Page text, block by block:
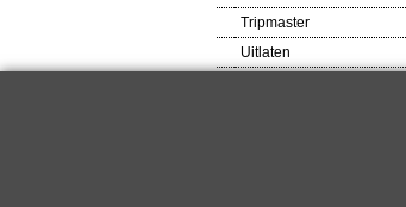
Tripmaster
Uitlaten